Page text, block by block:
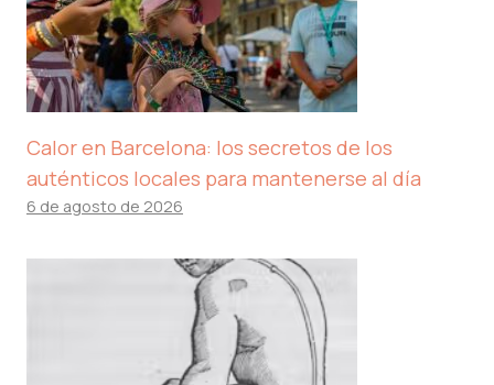
Calor en Barcelona: los secretos de los
auténticos locales para mantenerse al día
6 de agosto de 2026